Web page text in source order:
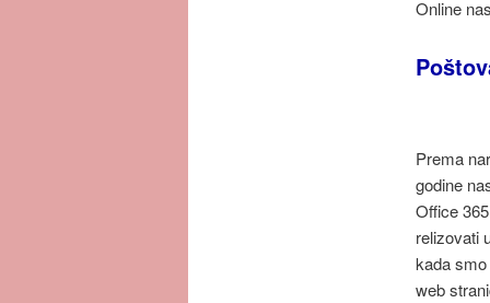
Online
Prema
godine
Office
relizovati
kada
web